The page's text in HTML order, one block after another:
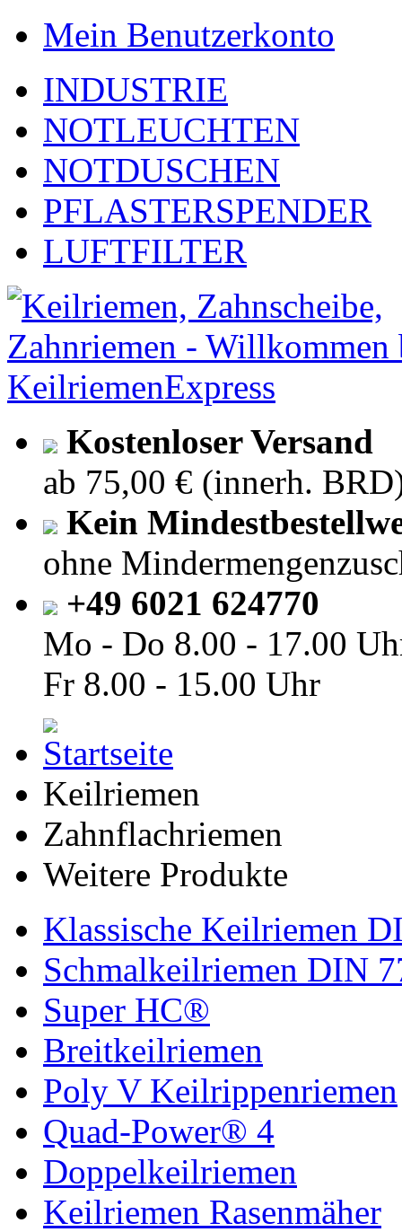
Mein Benutzerkonto
INDUSTRIE
NOTLEUCHTEN
NOTDUSCHEN
PFLASTERSPENDER
LUFTFILTER
Kostenloser Versand
ab 75,00 € (innerh.
Kein
ohne
+49 6021 624770
Mo - Do 8.00 - 17.00
Fr 8.00 - 15.00 Uhr
Keilriemen
Zahnflachriemen
Weitere Produkte
Klassische Keilriemen
Schmalkeilriemen DIN
Super HC®
Breitkeilriemen
Poly V Keilrippenriemen
Quad-Power® 4
Doppelkeilriemen
Keilriemen Rasenmäher